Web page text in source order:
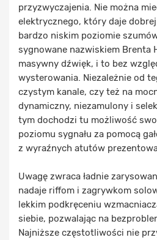
przyzwyczajenia. Nie można
elektrycznego, który daje dobrej
bardzo niskim poziomie
sygnowane nazwiskiem Brenta
masywny dźwięk, i to bez
wysterowania. Niezależnie od
czystym kanale, czy też na
dynamiczny, niezamulony i
tym dochodzi tu możliwość
poziomu sygnału za pomocą
z wyraźnych atutów
Uwagę zwraca ładnie
nadaje riffom i zagrywkom
lekkim podkręceniu
siebie, pozwalając na
Najniższe częstotliwości nie